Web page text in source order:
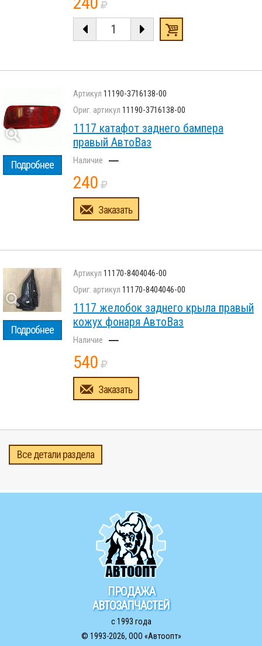
Подробнее
11190-3716138-00
11190-3716138-00
1117 катафот заднего бампера
правый АвтоВаз
–
240
Заказать
Подробнее
11170-8404046-00
11170-8404046-00
1117 желобок заднего крыла правый
кожух фонаря АвтоВаз
–
540
Заказать
Все детали раздела
ПРОДАЖА
АВТОЗАПЧАСТЕЙ
с 1993 года
© 1993-2026, ООО «Автоопт»